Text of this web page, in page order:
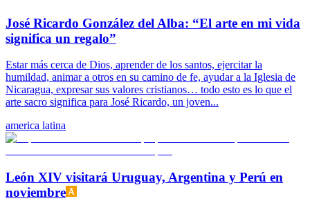
José Ricardo González del Alba: “El arte en mi vida
significa un regalo”
Estar más cerca de Dios, aprender de los santos, ejercitar la
humildad, animar a otros en su camino de fe, ayudar a la Iglesia de
Nicaragua, expresar sus valores cristianos… todo esto es lo que el
arte sacro significa para José Ricardo, un joven...
america latina
León XIV visitará Uruguay, Argentina y Perú en
noviembre